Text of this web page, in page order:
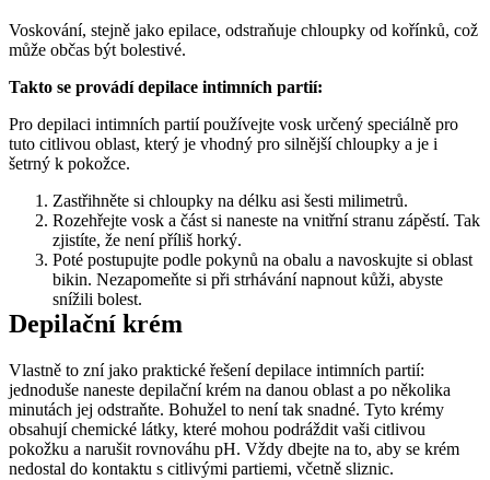
Voskování, stejně jako epilace, odstraňuje chloupky od kořínků, což
může občas být bolestivé.
Takto se provádí depilace intimních partií:
Pro depilaci intimních partií používejte vosk určený speciálně pro
tuto citlivou oblast, který je vhodný pro silnější chloupky a je i
šetrný k pokožce.
Zastřihněte si chloupky na délku asi šesti milimetrů.
Rozehřejte vosk a část si naneste na vnitřní stranu zápěstí. Tak
zjistíte, že není příliš horký.
Poté postupujte podle pokynů na obalu a navoskujte si oblast
bikin. Nezapomeňte si při strhávání napnout kůži, abyste
snížili bolest.
Depilační krém
Vlastně to zní jako praktické řešení depilace intimních partií:
jednoduše naneste depilační krém na danou oblast a po několika
minutách jej odstraňte. Bohužel to není tak snadné. Tyto krémy
obsahují chemické látky, které mohou podráždit vaši citlivou
pokožku a narušit rovnováhu pH. Vždy dbejte na to, aby se krém
nedostal do kontaktu s citlivými partiemi, včetně sliznic.